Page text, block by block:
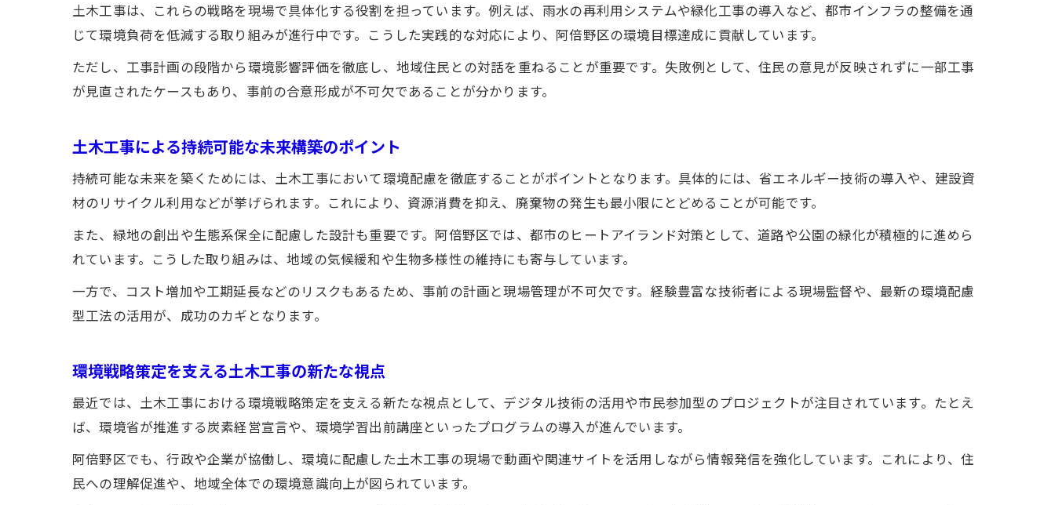
環境戦略策定の手順と土木工事現場の連動
脱炭素社会で求められる土木工事の変革
環境戦略が導く持続可能な土木工事の姿
土木工事ならではの環境配慮を徹底解説
土木工事の廃棄物削減や再利用への取り組み
自然環境保全を考慮した土木工事の実践方法
土木工事における省エネルギー技術の活用
なぜ阿倍野区は環境戦略に力を入れるのか
阿倍野区の環境戦略策定と土木工事の関係性
環境戦略と土木工事が目指す地域の未来像
土木工事は、これらの戦略を現場で具体化する役割を担っています。例えば、雨水の再利用システムや緑化工事の導入など、都市インフラの整備を通
じて環境負荷を低減する取り組みが進行中です。こうした実践的な対応により、阿倍野区の環境目標達成に貢献しています。
ただし、工事計画の段階から環境影響評価を徹底し、地域住民との対話を重ねることが重要です。失敗例として、住民の意見が反映されずに一部工事
が見直されたケースもあり、事前の合意形成が不可欠であることが分かります。
土木工事による持続可能な未来構築のポイント
持続可能な未来を築くためには、土木工事において環境配慮を徹底することがポイントとなります。具体的には、省エネルギー技術の導入や、建設資
材のリサイクル利用などが挙げられます。これにより、資源消費を抑え、廃棄物の発生も最小限にとどめることが可能です。
また、緑地の創出や生態系保全に配慮した設計も重要です。阿倍野区では、都市のヒートアイランド対策として、道路や公園の緑化が積極的に進めら
れています。こうした取り組みは、地域の気候緩和や生物多様性の維持にも寄与しています。
一方で、コスト増加や工期延長などのリスクもあるため、事前の計画と現場管理が不可欠です。経験豊富な技術者による現場監督や、最新の環境配慮
型工法の活用が、成功のカギとなります。
環境戦略策定を支える土木工事の新たな視点
最近では、土木工事における環境戦略策定を支える新たな視点として、デジタル技術の活用や市民参加型のプロジェクトが注目されています。たとえ
ば、環境省が推進する炭素経営宣言や、環境学習出前講座といったプログラムの導入が進んでいます。
阿倍野区でも、行政や企業が協働し、環境に配慮した土木工事の現場で動画や関連サイトを活用しながら情報発信を強化しています。これにより、住
民への理解促進や、地域全体での環境意識向上が図られています。